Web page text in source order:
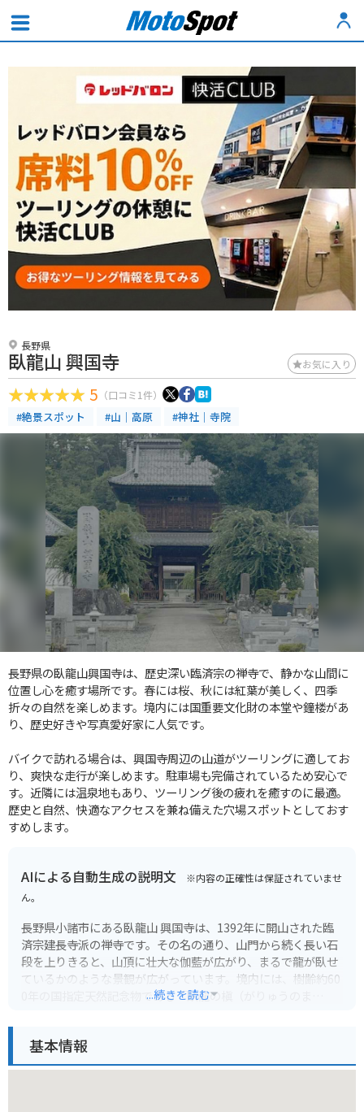
長野県
臥龍山 興国寺 お気に入り
5 （口コミ1件）
#絶景スポット #山｜高原 #神社｜寺院
長野県の臥龍山興国寺は、歴史深い臨済宗の禅寺で、静かな山間に
位置し心を癒す場所です。春には桜、秋には紅葉が美しく、四季
折々の自然を楽しめます。境内には国重要文化財の本堂や鐘楼があ
り、歴史好きや写真愛好家に人気です。
バイクで訪れる場合は、興国寺周辺の山道がツーリングに適してお
り、爽快な走行が楽しめます。駐車場も完備されているため安心で
す。近隣には温泉地もあり、ツーリング後の疲れを癒すのに最適。
歴史と自然、快適なアクセスを兼ね備えた穴場スポットとしておす
すめします。
AIによる自動生成の説明文 ※内容の正確性は保証されていませ
ん。
長野県小諸市にある臥龍山 興国寺は、1392年に開山された臨
済宗建長寺派の禅寺です。その名の通り、山門から続く長い石
段を上りきると、山頂に壮大な伽藍が広がり、まるで龍が臥せ
ているかのような景観が広がっています。境内には、樹齢約60
0年の国指定天然記念物である「臥龍の槇（がりゅうのま
要文化財に指定されており、静寂な空間で歴史と精神性に触れ
ることができます。
...続きを読む
基本情報